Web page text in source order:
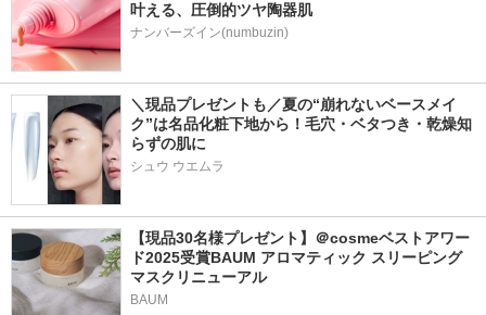
叶える、圧倒的ツヤ陶器肌
ナンバーズイン(numbuzin)
＼現品プレゼントも／夏の“崩れないベースメイ
ク”は名品化粧下地から！毛穴・ベタつき・乾燥知
らずの肌に
シュウ ウエムラ
【現品30名様プレゼント】＠cosmeベストアワー
ド2025受賞BAUM アロマティック スリーピング
マスクリニューアル
BAUM